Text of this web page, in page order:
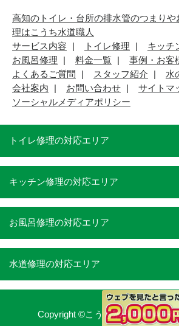
高知のトイレ・台所の排水管のつまりや
理はこうち水道職人
サービス内容
トイレ修理
キッチ
お風呂修理
料金一覧
事例・お客
よくあるご質問
スタッフ紹介
水
会社案内
お問い合わせ
サイトマ
ソーシャルメディアポリシー
トイレ修理の対応エリア
キッチン修理の対応エリア
お風呂修理の対応エリア
水道修理の対応エリア
Copyright ©こうち水道職人. All